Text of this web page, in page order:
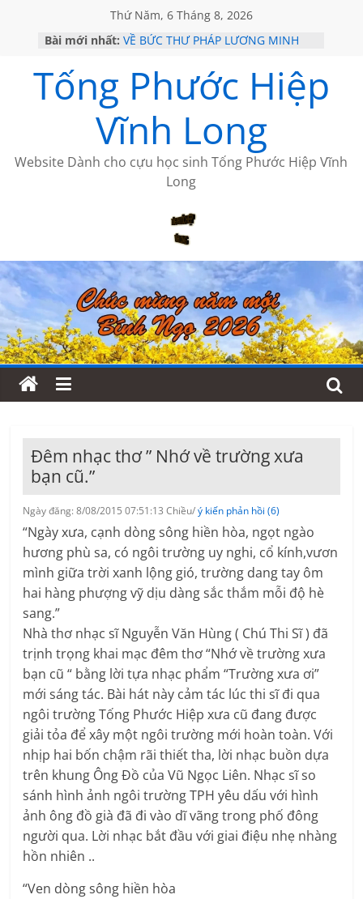
Thứ Năm, 6 Tháng 8, 2026
Bài mới nhất: VỀ BỨC THƯ PHÁP LƯƠNG MINH
HỌC SỬ HỒI XƯA
MỘT ĐỜI ĐI QUA NHỮNG TRANG
SÁCH
BẤT CHỢT CỦA CHÂU LỆ DUNG
CÀ PHÊ NGẮM NÚI
Tống Phước Hiệp
Vĩnh Long
Website Dành cho cựu học sinh Tống Phước Hiệp Vĩnh
Long
Đêm nhạc thơ ” Nhớ về trường xưa
bạn cũ.”
Ngày đăng: 8/08/2015 07:51:13 Chiều/ý kiến phản hồi (6)
“Ngày xưa, cạnh dòng sông hiền hòa, ngọt ngào
hương phù sa, có ngôi trường uy nghi, cổ kính,vươn
mình giữa trời xanh lộng gió, trường dang tay ôm
hai hàng phượng vỹ dịu dàng sắc thắm mỗi độ hè
sang.”
Nhà thơ nhạc sĩ Nguyễn Văn Hùng ( Chú Thi Sĩ ) đã
trịnh trọng khai mạc đêm thơ “Nhớ về trường xưa
bạn cũ “ bằng lời tựa nhạc phẩm “Trường xưa ơi”
mới sáng tác. Bài hát này cảm tác lúc thi sĩ đi qua
ngôi trường Tống Phước Hiệp xưa cũ đang được
giải tỏa để xây một ngôi trường mới hoàn toàn. Với
nhịp hai bốn chậm rãi thiết tha, lời nhạc buồn dựa
trên khung Ông Đồ của Vũ Ngọc Liên. Nhạc sĩ so
sánh hình ảnh ngôi trường TPH yêu dấu với hình
ảnh ông đồ già đã đi vào dĩ vãng trong phố đông
người qua. Lời nhạc bắt đầu với giai điệu nhẹ nhàng
hồn nhiên ..
“Ven dòng sông hiền hòa